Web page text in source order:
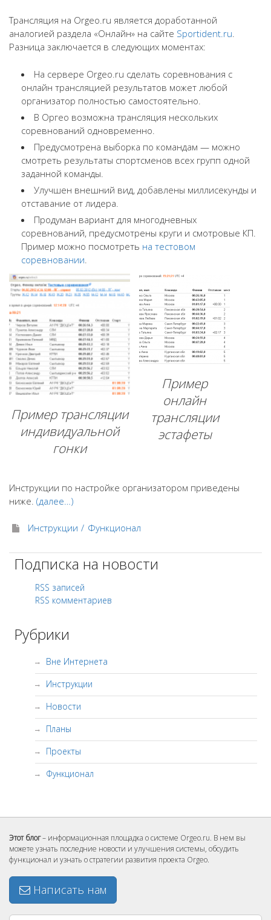
Трансляция на Orgeo.ru является доработанной
аналогией раздела «Онлайн» на сайте Sportident.ru.
Разница заключается в следующих моментах:
На сервере Orgeo.ru сделать соревнования с
онлайн трансляцией результатов может любой
организатор полностью самостоятельно.
В Оргео возможна трансляция нескольких
соревнований одновременно.
Предусмотрена выборка по командам — можно
смотреть результаты спортсменов всех групп одной
заданной команды.
Улучшен внешний вид, добавлены миллисекунды и
отставание от лидера.
Продуман вариант для многодневных
соревнований, предусмотрены круги и смотровые КП.
Пример можно посмотреть на тестовом
соревновании
Пример трансляции
индивидуальной
гонки
Пример
онлайн
трансляции
эстафеты
Инструкции по настройке организатором приведены
ниже. (далее…)
Инструкции Функционал
Подписка на новости
RSS записей
RSS комментариев
Рубрики
Вне Интернета
Инструкции
Новости
Планы
Проекты
Функционал
Этот блог– информационная площадка о системе Orgeo.ru. В нем вы
можете узнать последние новости и улучшения системы, обсудить
функционал и узнать о стратегии развития проекта Orgeo.
Написать нам